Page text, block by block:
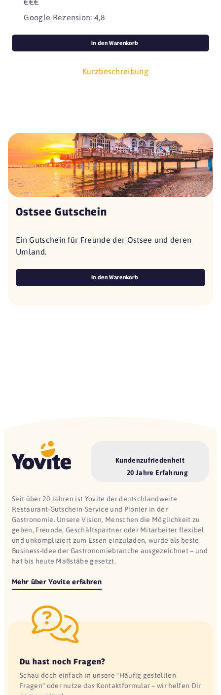
€€€
Google Rezension: 4,8
Kurzbeschreibung
in den Warenkorb
Ostsee Gutschein
Ein Gutschein für Freunde der Ostsee und deren
Umland.
In den Warenkorb
Kundenzufriedenheit
20 Jahre Erfahrung
Seit über 20 Jahren ist Yovite der deutschlandweite
Restaurant-Gutschein-Service und Pionier in der
Gastronomie. Unsere Vision, Menschen die Möglichkeit zu
geben, Freunde, Geschäftspartner oder Mitarbeiter flexibel
und unkompliziert zum Essen einzuladen, wurde als beste
Business-Idee der Gastronomiebranche ausgezeichnet – und
hat bis heute Maßstäbe gesetzt.
Mehr über Yovite erfahren
Du hast noch Fragen?
Schau doch einfach in unsere "Häufig gestellten
Fragen" oder nutze das Kontaktformular – wir helfen Dir